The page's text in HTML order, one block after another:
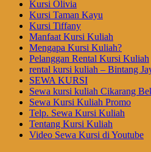
Kursi Olivia
Kursi Taman Kayu
Kursi Tiffany
Manfaat Kursi Kuliah
Mengapa Kursi Kuliah?
Pelanggan Rental Kursi Kuliah
rental kursi kuliah – Bintang
SEWA KURSI
Sewa kursi kuliah Cikarang
Sewa Kursi Kuliah Promo
Telp. Sewa Kursi Kuliah
Tentang Kursi Kuliah
Video Sewa Kursi di Youtube